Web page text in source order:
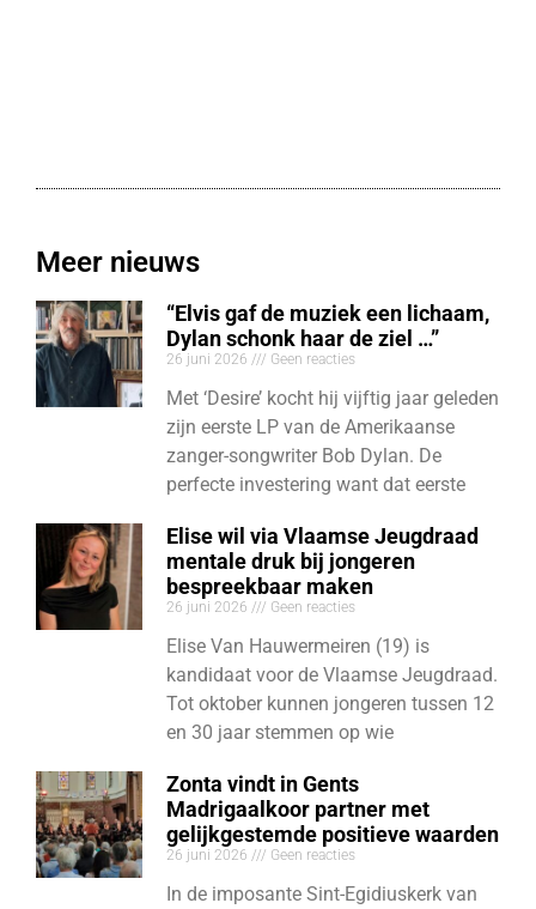
Meer nieuws
“Elvis gaf de muziek een lichaam,
Dylan schonk haar de ziel …”
26 juni 2026 Geen reacties
Met ‘Desire’ kocht hij vijftig jaar geleden
zijn eerste LP van de Amerikaanse
zanger-songwriter Bob Dylan. De
perfecte investering want dat eerste
Elise wil via Vlaamse Jeugdraad
mentale druk bij jongeren
bespreekbaar maken
26 juni 2026 Geen reacties
Elise Van Hauwermeiren (19) is
kandidaat voor de Vlaamse Jeugdraad.
Tot oktober kunnen jongeren tussen 12
en 30 jaar stemmen op wie
Zonta vindt in Gents
Madrigaalkoor partner met
gelijkgestemde positieve waarden
26 juni 2026 Geen reacties
In de imposante Sint-Egidiuskerk van